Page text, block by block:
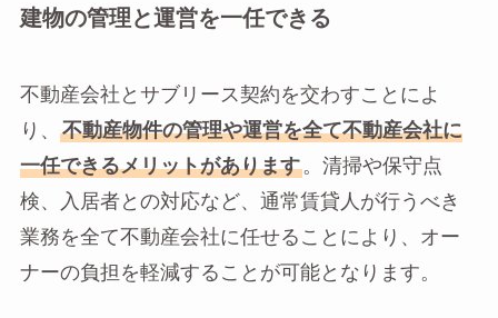
建物の管理と運営を一任できる
不動産会社とサブリース契約を交わすことによ
り、
不動産物件の管理や運営を全て不動産会社に
一任できるメリットがあります。清掃や保守点
検、入居者との対応など、通常賃貸人が行うべき
業務を全て不動産会社に任せることにより、オー
ナーの負担を軽減することが可能となります。